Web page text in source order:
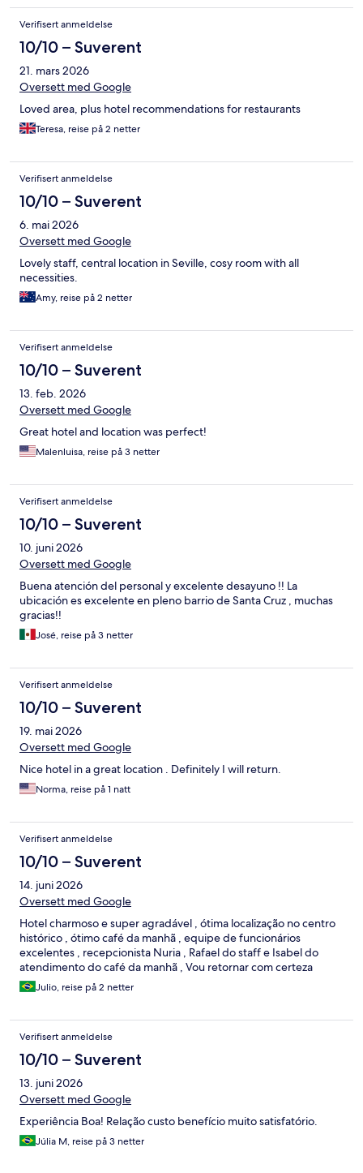
Verifisert anmeldelse
10/10 – Suverent
21. mars 2026
Oversett med Google
Loved area, plus hotel recommendations for restaurants
Teresa, reise på 2 netter
Verifisert anmeldelse
10/10 – Suverent
6. mai 2026
Oversett med Google
Lovely staff, central location in Seville, cosy room with all
necessities.
Amy, reise på 2 netter
Verifisert anmeldelse
10/10 – Suverent
13. feb. 2026
Oversett med Google
Great hotel and location was perfect!
Malenluisa, reise på 3 netter
Verifisert anmeldelse
10/10 – Suverent
10. juni 2026
Oversett med Google
Buena atención del personal y excelente desayuno !! La
ubicación es excelente en pleno barrio de Santa Cruz , muchas
gracias!!
José, reise på 3 netter
Verifisert anmeldelse
10/10 – Suverent
19. mai 2026
Oversett med Google
Nice hotel in a great location . Definitely I will return.
Norma, reise på 1 natt
Verifisert anmeldelse
10/10 – Suverent
14. juni 2026
Oversett med Google
Hotel charmoso e super agradável , ótima localização no centro
histórico , ótimo café da manhã , equipe de funcionários
excelentes , recepcionista Nuria , Rafael do staff e Isabel do
atendimento do café da manhã , Vou retornar com certeza
Julio, reise på 2 netter
Verifisert anmeldelse
10/10 – Suverent
13. juni 2026
Oversett med Google
Experiência Boa! Relação custo benefício muito satisfatório.
Júlia M, reise på 3 netter